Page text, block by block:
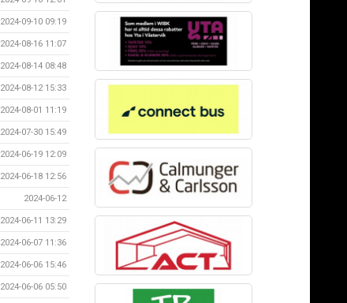
2024-09-10 09:19
2024-08-16 11:07
2024-08-14 08:48
2024-08-12 15:33
2024-08-01 11:19
2024-07-30 15:49
2024-06-19 12:09
2024-06-18 12:56
2024-06-12
2024-06-11 13:29
2024-06-07 11:36
2024-06-06 15:46
2024-06-06 05:50